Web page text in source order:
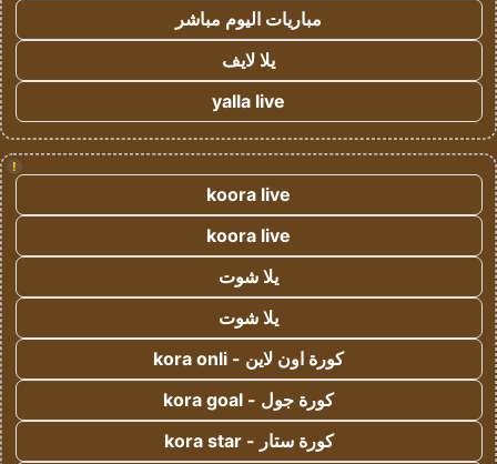
مباريات اليوم مباشر
يلا لايف
yalla live
!
koora live
koora live
يلا شوت
يلا شوت
كورة اون لاين - kora onli
كورة جول - kora goal
كورة ستار - kora star